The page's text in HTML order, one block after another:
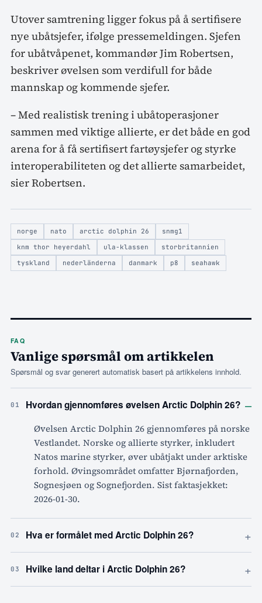
Utover samtrening ligger fokus på å sertifisere
nye ubåtsjefer, ifølge pressemeldingen. Sjefen
for ubåtvåpenet, kommandør Jim Robertsen,
beskriver øvelsen som verdifull for både
mannskap og kommende sjefer.
– Med realistisk trening i ubåtoperasjoner
sammen med viktige allierte, er det både en god
arena for å få sertifisert fartøysjefer og styrke
interoperabiliteten og det allierte samarbeidet,
sier Robertsen.
norge nato arctic dolphin 26
snmg1
knm thor heyerdahl
ula-klassen
storbritannien
tyskland
nederländerna danmark p8 seahawk
FAQ
Vanlige spørsmål om artikkelen
Spørsmål og svar generert automatisk basert på artikkelens innhold.
01 Hvordan gjennomføres øvelsen Arctic Dolphin 26? –
Øvelsen Arctic Dolphin 26 gjennomføres på norske
Vestlandet. Norske og allierte styrker, inkludert
Natos marine styrker, øver ubåtjakt under arktiske
forhold. Øvingsområdet omfatter Bjørnafjorden,
Sognesjøen og Sognefjorden. Sist faktasjekket:
2026-01-30.
02 Hva er formålet med Arctic Dolphin 26? +
03 Hvilke land deltar i Arctic Dolphin 26? +